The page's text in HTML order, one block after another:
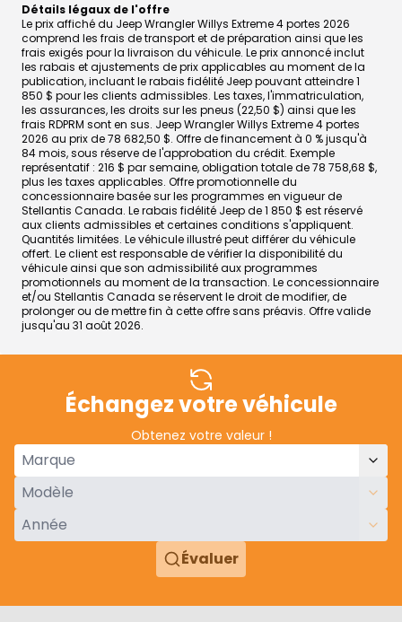
Détails légaux de l'offre
Le prix affiché du Jeep Wrangler Willys Extreme 4 portes 2026
comprend les frais de transport et de préparation ainsi que les
frais exigés pour la livraison du véhicule. Le prix annoncé inclut
les rabais et ajustements de prix applicables au moment de la
publication, incluant le rabais fidélité Jeep pouvant atteindre 1
850 $ pour les clients admissibles. Les taxes, l'immatriculation,
les assurances, les droits sur les pneus (22,50 $) ainsi que les
frais RDPRM sont en sus. Jeep Wrangler Willys Extreme 4 portes
2026 au prix de 78 682,50 $. Offre de financement à 0 % jusqu'à
84 mois, sous réserve de l'approbation du crédit. Exemple
représentatif : 216 $ par semaine, obligation totale de 78 758,68 $,
plus les taxes applicables. Offre promotionnelle du
concessionnaire basée sur les programmes en vigueur de
Stellantis Canada. Le rabais fidélité Jeep de 1 850 $ est réservé
aux clients admissibles et certaines conditions s'appliquent.
Quantités limitées. Le véhicule illustré peut différer du véhicule
offert. Le client est responsable de vérifier la disponibilité du
véhicule ainsi que son admissibilité aux programmes
promotionnels au moment de la transaction. Le concessionnaire
et/ou Stellantis Canada se réservent le droit de modifier, de
prolonger ou de mettre fin à cette offre sans préavis. Offre valide
jusqu'au 31 août 2026.
Échangez votre véhicule
Obtenez votre valeur !
Évaluer